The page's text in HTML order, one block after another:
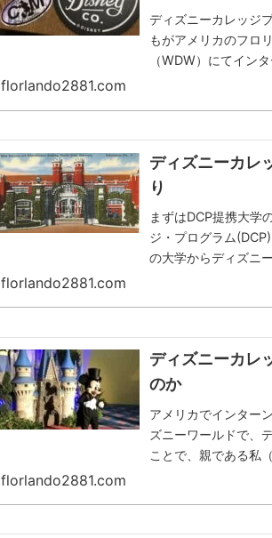
ディズニーカレッジ
もがアメリカのフロ
（WDW）にてイン
florlando2881.com
ディズニーカレ
り
まずはDCP提携大学
ジ・プログラム
の大学からディズニ
florlando2881.com
ディズニーカレ
のか
アメリカでインター
ズニーワールドで、
ことで、親である私
florlando2881.com